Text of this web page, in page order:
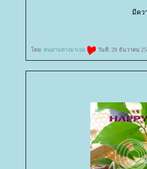
มีคว
ดย: คนผ่านทางมาเจอ วันที่: 28 ธันวาคม